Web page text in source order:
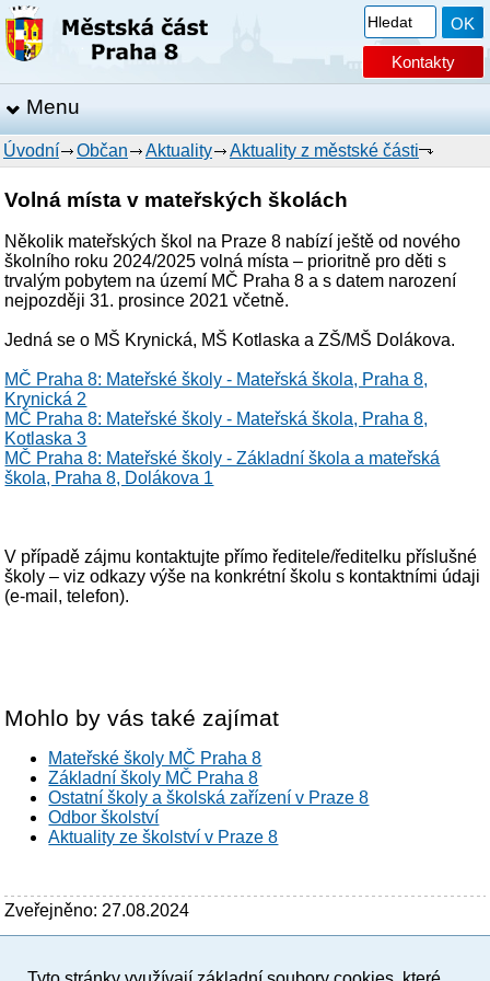
Kontakty
Menu
Úvodní Občan Aktuality Aktuality z městské části
Volná místa v mateřských školách
Několik mateřských škol na Praze 8 nabízí ještě od nového
školního roku 2024/2025 volná místa – prioritně pro děti s
trvalým pobytem na území MČ Praha 8 a s datem narození
nejpozději 31. prosince 2021 včetně.
Jedná se o MŠ Krynická, MŠ Kotlaska a ZŠ/MŠ Dolákova.
MČ Praha 8: Mateřské školy - Mateřská škola, Praha 8,
Krynická 2
MČ Praha 8: Mateřské školy - Mateřská škola, Praha 8,
Kotlaska 3
MČ Praha 8: Mateřské školy - Základní škola a mateřská
škola, Praha 8, Dolákova 1
V případě zájmu kontaktujte přímo ředitele/ředitelku příslušné
školy – viz odkazy výše na konkrétní školu s kontaktními údaji
(e-mail, telefon).
Mohlo by vás také zajímat
Mateřské školy MČ Praha 8
Základní školy MČ Praha 8
Ostatní školy a školská zařízení v Praze 8
Odbor školství
Aktuality ze školství v Praze 8
Zveřejněno: 27.08.2024